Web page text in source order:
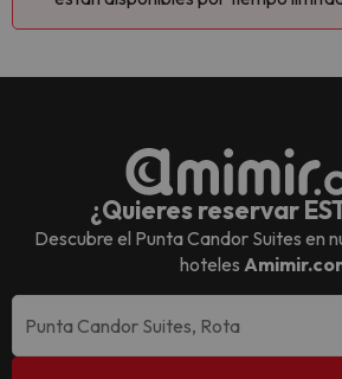
¿Quieres reservar
Descubre el Punta Candor Suites en
hoteles